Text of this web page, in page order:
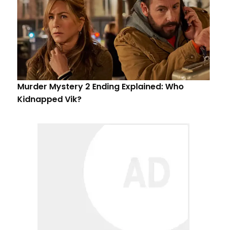
Murder Mystery 2 Ending Explained: Who
Kidnapped Vik?